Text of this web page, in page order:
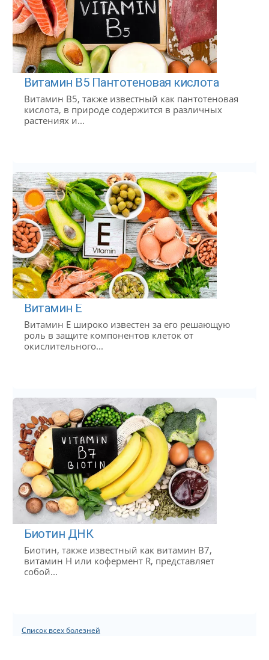
Витамин В5 Пантотеновая кислота
Витамин B5, также известный как пантотеновая
кислота, в природе содержится в различных
растениях и...
Витамин Е
Витамин Е широко известен за его решающую
роль в защите компонентов клеток от
окислительного...
Биотин ДНК
Биотин, также известный как витамин B7,
витамин H или кофермент R, представляет
собой...
Список всех болезней